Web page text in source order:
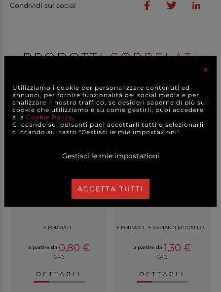
Condividi sui social
PRODOTTICORRELATI
Secchiello di latta bianco,
varie misure...
+ FORMATI
a partire da 0,80 €
CAD.
DETTAGLI
Vasetto di terracotta, vari
formati...
+ FORMATI + VARIANTI MODELLO
a partire da 1,30 €
CAD.
DETTAGLI
×
Utilizziamo i cookie per personalizzare contenuti ed
annunci, per fornire funzionalità dei social media e per
analizzare il nostro traffico, se desideri saperne di più sui
cookie che utilizziamo e su come gestirli, puoi accedere
alla Cookie Policy.
Cliccando sui pulsanti puoi accettarli tutti o selezionarli
cliccando sul tasto "Gestisci le mie impostazioni".
Gestisci le mie impostazioni
ACCETTA TUTTI